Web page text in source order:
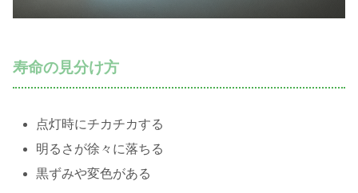
寿命の見分け方
点灯時にチカチカする
明るさが徐々に落ちる
黒ずみや変色がある